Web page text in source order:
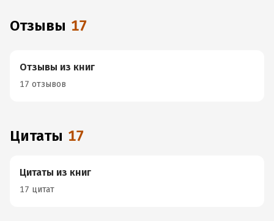
Отзывы 17
Отзывы из книг
17 отзывов
Цитаты 17
Цитаты из книг
17 цитат